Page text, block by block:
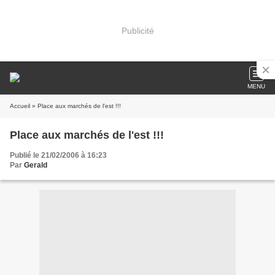
Publicité
MENU
Accueil » Place aux marchés de l'est !!!
Place aux marchés de l'est !!!
Publié le 21/02/2006 à 16:23
Par Gerald